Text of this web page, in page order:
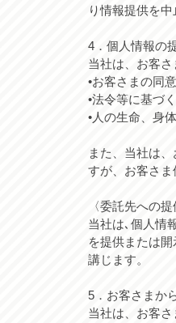
り情報提供を中
4．個人情報の
当社は、お客
•お客さまの同
•法令等に基づ
•人の生命、身
また、当社は
すが、お客さま
〈委託先への
当社は､個人情
を提供または
講じます。
5．お客さまか
当社は、お客